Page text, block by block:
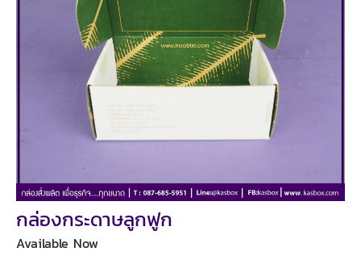
กล่องกระดาษลูกฟูก
Available Now